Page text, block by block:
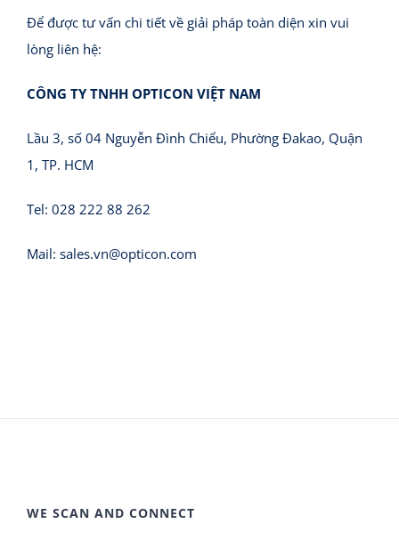
Để được tư vấn chi tiết về giải pháp toàn diện xin vui
lòng liên hệ:
CÔNG TY TNHH OPTICON VIỆT NAM
Lầu 3, số 04 Nguyễn Đình Chiểu, Phường Đakao, Quận
1, TP. HCM
Tel: 028 222 88 262
Mail: sales.vn@opticon.com
WE SCAN AND CONNECT